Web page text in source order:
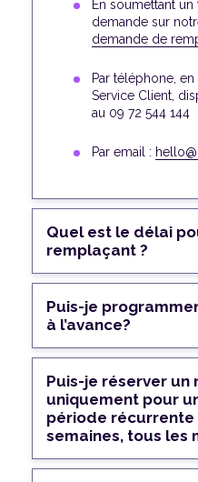
En soumettant
demande sur
demande de
Par téléphone,
Service Client,
au 09 72 544 144
Par email :
Quel est le délai
remplaçant ?
Puis-je
à l’avance?
Puis-je réserver
uniquement pour
période récurrente
semaines, tous les